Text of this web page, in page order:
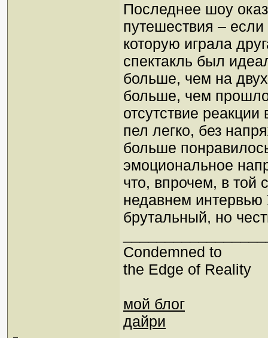
Последнее шоу
путешествия –
которую играла
спектакль был
больше, чем на
больше, чем
отсутствие
пел легко, без
больше
эмоциональное
что, впрочем, в той
недавнем
брутальный, но
Condemned to
the Edge of Reality
мой блог
дайри